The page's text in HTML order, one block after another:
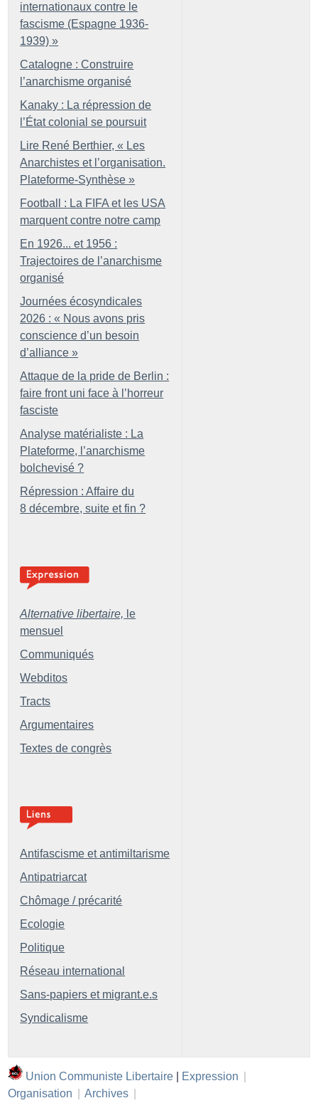
internationaux contre le
fascisme (Espagne 1936-
1939) »
Catalogne : Construire
l’anarchisme organisé
Kanaky : La répression de
l’État colonial se poursuit
Lire René Berthier, « Les
Anarchistes et l’organisation.
Plateforme-Synthèse »
Football : La FIFA et les USA
marquent contre notre camp
En 1926... et 1956 :
Trajectoires de l’anarchisme
organisé
Journées écosyndicales
2026 : « Nous avons pris
conscience d’un besoin
d’alliance »
Attaque de la pride de Berlin :
faire front uni face à l’horreur
fasciste
Analyse matérialiste : La
Plateforme, l’anarchisme
bolchevisé ?
Répression : Affaire du
8 décembre, suite et fin ?
Alternative libertaire, le
mensuel
Communiqués
Webditos
Tracts
Argumentaires
Textes de congrès
Antifascisme et antimiltarisme
Antipatriarcat
Chômage / précarité
Ecologie
Politique
Réseau international
Sans-papiers et migrant.e.s
Syndicalisme
Union Communiste Libertaire Expression
Organisation
Archives